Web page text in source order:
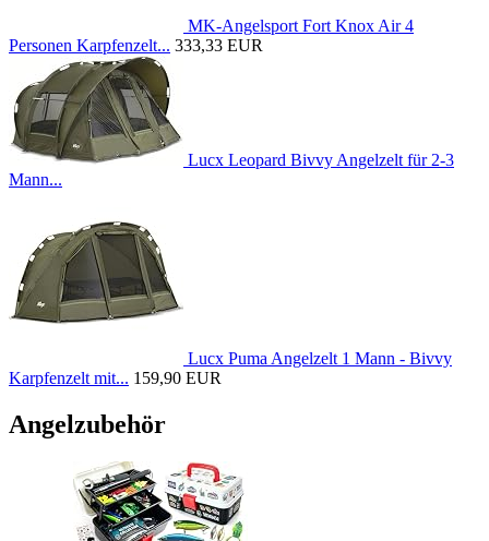
MK-Angelsport Fort Knox Air 4
Personen Karpfenzelt... 333,33 EUR
Lucx Leopard Bivvy Angelzelt für 2-3
Mann...
Lucx Puma Angelzelt 1 Mann - Bivvy
Karpfenzelt mit... 159,90 EUR
Angelzubehör